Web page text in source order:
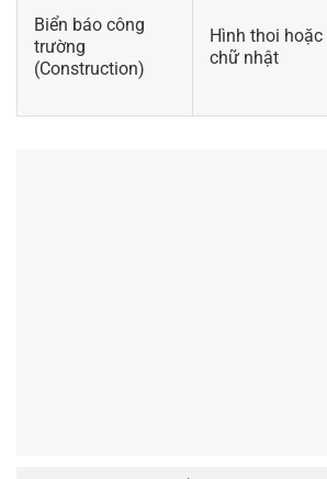
Biển báo công
trường
(Construction)
Hình thoi hoặc
chữ nhật